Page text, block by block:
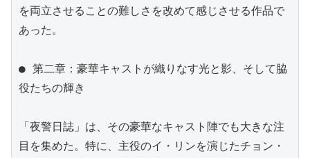
を両立させることの難しさを改めて感じさせる作品で
あった。
● 第二章：豪華キャストが織りなす光と影、そして脇
役たちの輝き
「夜警日誌」は、その豪華なキャスト陣でも大きな注
目を集めた。特に、主役のイ・リンを演じたチョン・